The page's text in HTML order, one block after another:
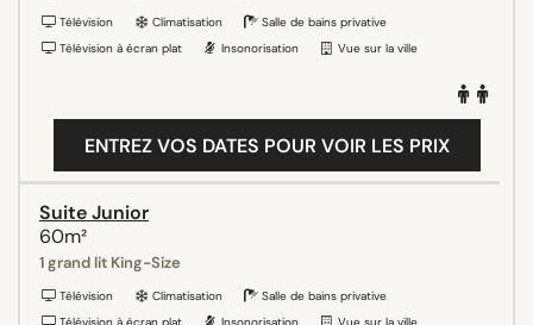
Télévision Climatisation
Salle de bains privative
Télévision à écran plat
Insonorisation Vue sur la ville
ENTREZ VOS DATES POUR VOIR LES PRIX
Suite Junior
60m²
1 grand lit King-Size
Télévision Climatisation
Salle de bains privative
Télévision à écran plat
Insonorisation Vue sur la ville